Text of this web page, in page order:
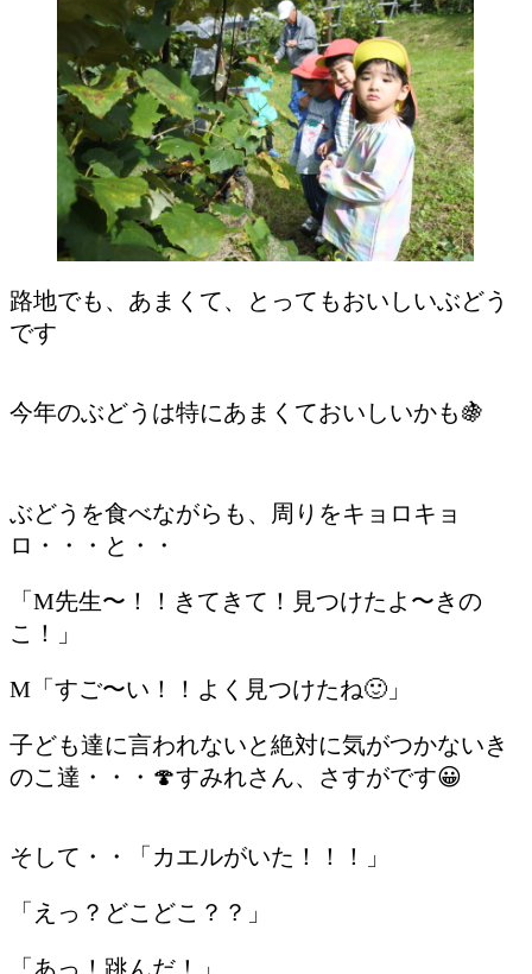
路地でも、あまくて、とってもおいしいぶどう
です
今年のぶどうは特にあまくておいしいかも🍇
ぶどうを食べながらも、周りをキョロキョ
ロ・・・と・・
「M先生〜！！きてきて！見つけたよ〜きの
こ！」
M「すご〜い！！よく見つけたね🙂」
子ども達に言われないと絶対に気がつかないき
のこ達・・・🍄すみれさん、さすがです😀
そして・・「カエルがいた！！！」
「えっ？どこどこ？？」
「あっ！跳んだ！」